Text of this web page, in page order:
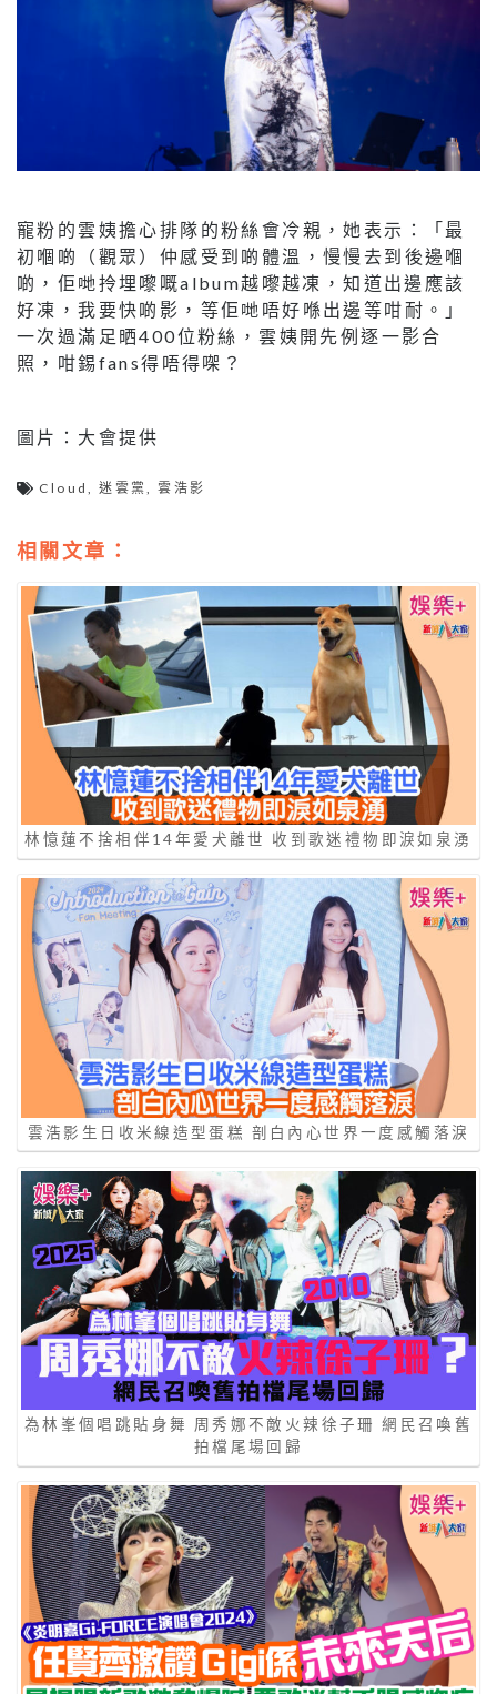
寵粉的雲姨擔心排隊的粉絲會冷親，她表示：「最
初嗰啲（觀眾）仲感受到啲體溫，慢慢去到後邊嗰
啲，佢哋拎埋嚟嘅album越嚟越凍，知道出邊應該
好凍，我要快啲影，等佢哋唔好喺出邊等咁耐。」
一次過滿足晒400位粉絲，雲姨開先例逐一影合
照，咁錫fans得唔得㗎？
圖片：大會提供
Cloud,迷雲黨,雲浩影
相關文章：
林憶蓮不捨相伴14年愛犬離世 收到歌迷禮物即淚如泉湧
雲浩影生日收米線造型蛋糕 剖白內心世界一度感觸落淚
為林峯個唱跳貼身舞 周秀娜不敵火辣徐子珊 網民召喚舊
拍檔尾場回歸